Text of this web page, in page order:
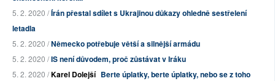
5. 2. 2020 /Írán přestal sdílet s Ukrajinou důkazy ohledně sestřelení
letadla
5. 2. 2020 /Německo potřebuje větší a silnější armádu
5. 2. 2020 /IS není důvodem, proč zůstávat v Iráku
5. 2. 2020 /Karel Dolejší Berte úplatky, berte úplatky, nebo se z toho